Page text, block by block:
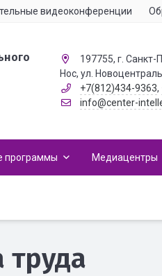
видеоконференции
197755, г. Санкт-
Нос, ул.
+7(812)434-9363,
info@center-
программы Медиацентры
труда